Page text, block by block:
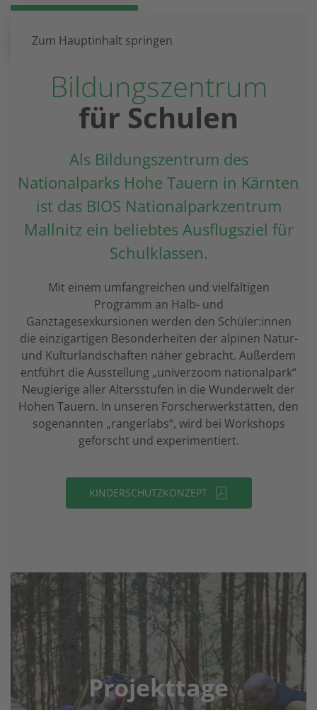
Zum Hauptinhalt springen
Bildungszentrum
für Schulen
Als Bildungszentrum des
Nationalparks Hohe Tauern in Kärnten
ist das BIOS Nationalparkzentrum
Mallnitz ein beliebtes Ausflugsziel für
Schulklassen.
Mit einem umfangreichen und vielfältigen
Programm an Halb- und
Ganztagesexkursionen werden den Schüler:innen
die einzigartigen Besonderheiten der alpinen Natur-
und Kulturlandschaften näher gebracht. Außerdem
entführt die Ausstellung „univerzoom nationalpark“
Neugierige aller Altersstufen in die Wunderwelt der
Hohen Tauern. In unseren Forscherwerkstätten, den
sogenannten „rangerlabs“, wird bei Workshops
geforscht und experimentiert.
KINDERSCHUTZKONZEPT
Projekttage